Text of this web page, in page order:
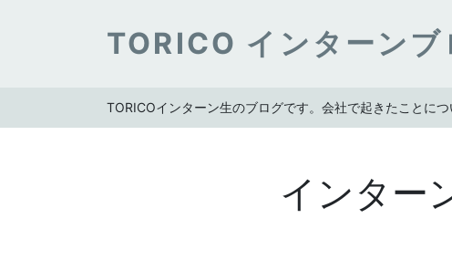
TORICO インターンブ
TORICOインターン生のブログです。会社で起きたことにつ
インター